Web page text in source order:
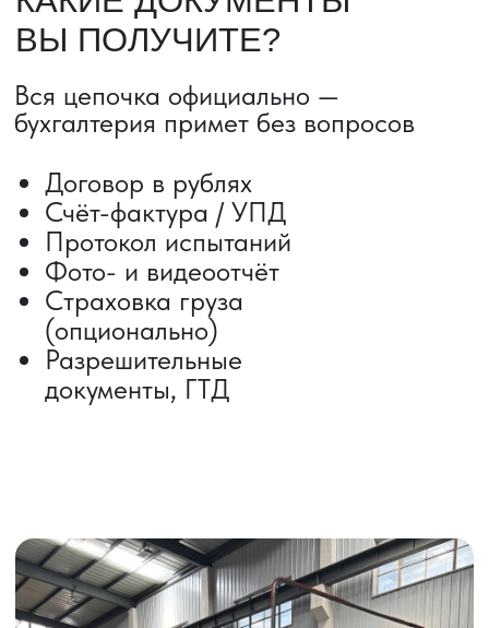
ВЫКУП ТОВАРОВ ИЗ КИТАЯ
Выкуп от 1 000 000 ₽
Получить консультацию
Сроки от 5 дней
Авиадоставка
Мультимодальные перевозки
Железнодорожные перевозки
Автогрузоперевозки
Негабаритные грузоперевозки
Доставка образцов
Получить консультацию